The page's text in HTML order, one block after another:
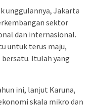
unggulannya, Jakarta
sektor
dan internasional.
untuk terus maju,
Itulah yang
ini, lanjut Karuna,
skala mikro dan